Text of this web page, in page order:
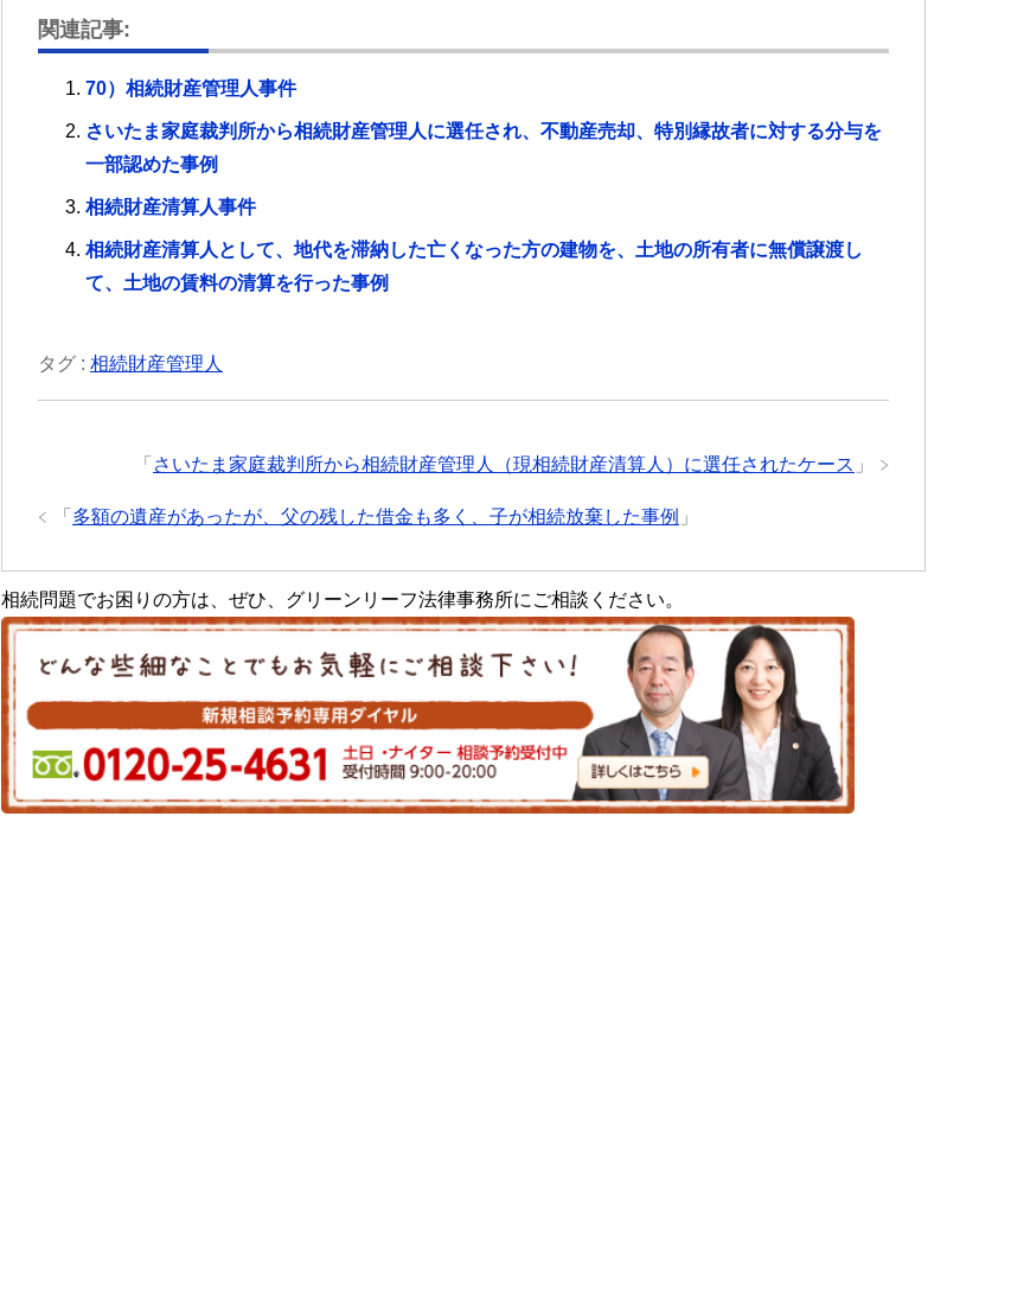
関連記事:
70）相続財産管理人事件
さいたま家庭裁判所から相続財産管理人に選任され、不動産売却、特別縁故者に対する分与を
一部認めた事例
相続財産清算人事件
相続財産清算人として、地代を滞納した亡くなった方の建物を、土地の所有者に無償譲渡し
て、土地の賃料の清算を行った事例
タグ : 相続財産管理人
「 さいたま家庭裁判所から相続財産管理人（現相続財産清算人）に選任されたケース 」
「 多額の遺産があったが、父の残した借金も多く、子が相続放棄した事例 」
相続問題でお困りの方は、ぜひ、グリーンリーフ法律事務所にご相談ください。